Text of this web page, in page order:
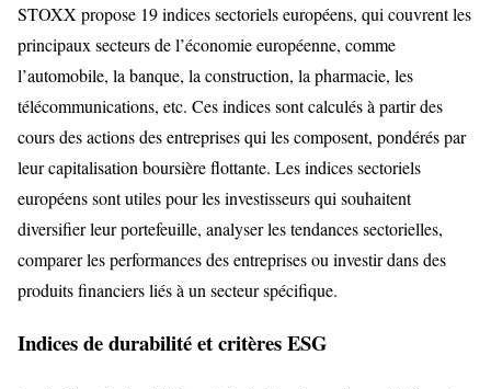
STOXX propose 19 indices sectoriels européens, qui couvrent les
principaux secteurs de l’économie européenne, comme
l’automobile, la banque, la construction, la pharmacie, les
télécommunications, etc. Ces indices sont calculés à partir des
cours des actions des entreprises qui les composent, pondérés par
leur capitalisation boursière flottante. Les indices sectoriels
européens sont utiles pour les investisseurs qui souhaitent
diversifier leur portefeuille, analyser les tendances sectorielles,
comparer les performances des entreprises ou investir dans des
produits financiers liés à un secteur spécifique.
Indices de durabilité et critères ESG